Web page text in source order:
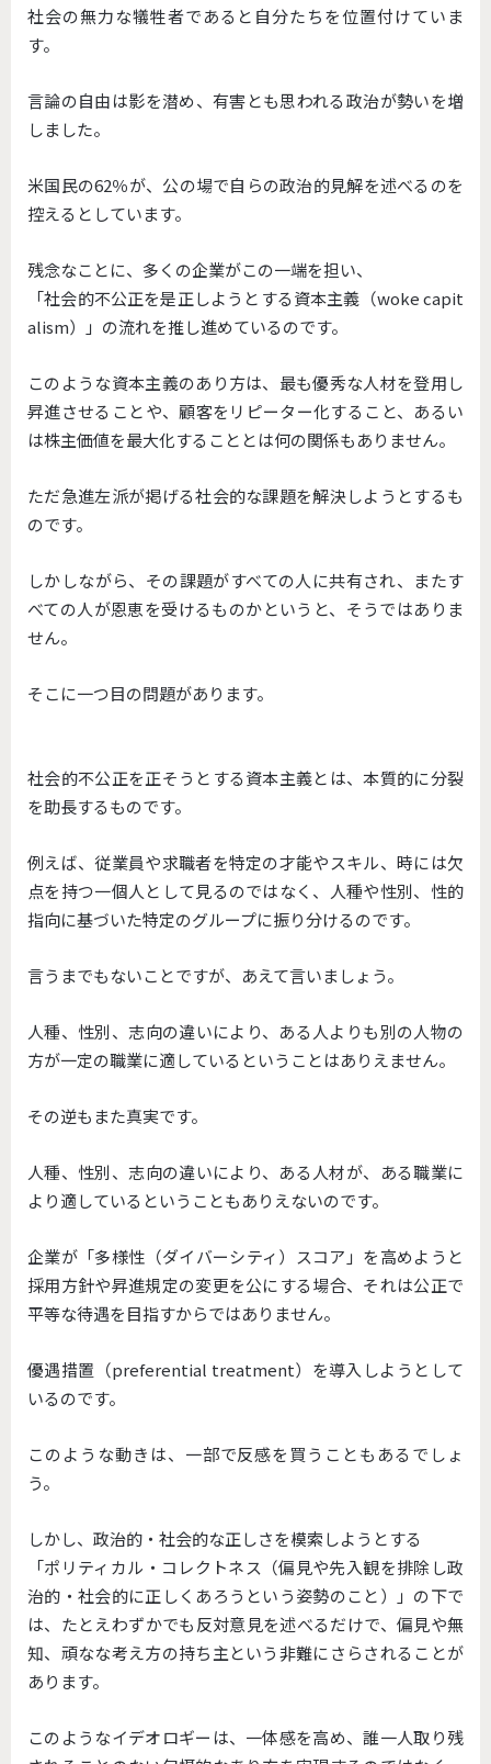
社会の無力な犠牲者であると自分たちを位置付けていま
す。
言論の自由は影を潜め、有害とも思われる政治が勢いを増
しました。
米国民の62％が、公の場で自らの政治的見解を述べるのを
控えるとしています。
残念なことに、多くの企業がこの一端を担い、
「社会的不公正を是正しようとする資本主義（woke capit
alism）」の流れを推し進めているのです。
このような資本主義のあり方は、最も優秀な人材を登用し
昇進させることや、顧客をリピーター化すること、あるい
は株主価値を最大化することとは何の関係もありません。
ただ急進左派が掲げる社会的な課題を解決しようとするも
のです。
しかしながら、その課題がすべての人に共有され、またす
べての人が恩恵を受けるものかというと、そうではありま
せん。
そこに一つ目の問題があります。
社会的不公正を正そうとする資本主義とは、本質的に分裂
を助長するものです。
例えば、従業員や求職者を特定の才能やスキル、時には欠
点を持つ一個人として見るのではなく、人種や性別、性的
指向に基づいた特定のグループに振り分けるのです。
言うまでもないことですが、あえて言いましょう。
人種、性別、志向の違いにより、ある人よりも別の人物の
方が一定の職業に適しているということはありえません。
その逆もまた真実です。
人種、性別、志向の違いにより、ある人材が、ある職業に
より適しているということもありえないのです。
企業が「多様性（ダイバーシティ）スコア」を高めようと
採用方針や昇進規定の変更を公にする場合、それは公正で
平等な待遇を目指すからではありません。
優遇措置（preferential treatment）を導入しようとして
いるのです。
このような動きは、一部で反感を買うこともあるでしょ
う。
しかし、政治的・社会的な正しさを模索しようとする
「ポリティカル・コレクトネス（偏見や先入観を排除し政
治的・社会的に正しくあろうという姿勢のこと）」の下で
は、たとえわずかでも反対意見を述べるだけで、偏見や無
知、頑なな考え方の持ち主という非難にさらされることが
あります。
このようなイデオロギーは、一体感を高め、誰一人取り残